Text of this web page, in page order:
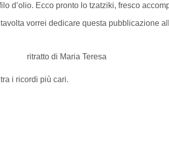
d’olio. Ecco pronto lo tzatziki, fresco
vorrei dedicare questa pubblicazione
i ricordi più cari.